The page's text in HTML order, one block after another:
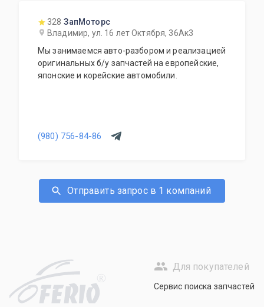
328 ЗапМоторс
Владимир, ул. 16 лет Октября, 36Ак3
Мы занимаемся авто-разбором и реализацией
оригинальных б/у запчастей на европейские,
японские и корейские автомобили.
(980) 756-84-86
Отправить запрос в 1 компаний
R
Для покупателей
Сервис поиска запчастей